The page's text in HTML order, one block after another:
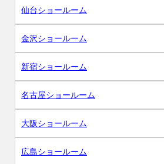
仙台ショールーム
金沢ショールーム
新宿ショールーム
名古屋ショールーム
大阪ショールーム
広島ショールーム